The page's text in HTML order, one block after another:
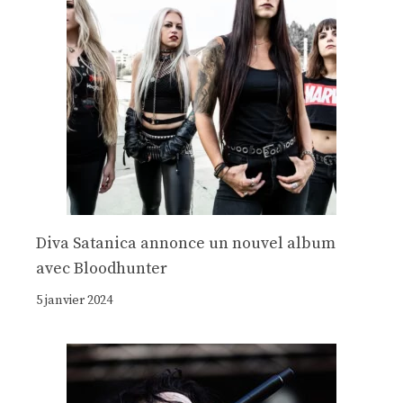
Diva Satanica annonce un nouvel album
avec Bloodhunter
5 janvier 2024